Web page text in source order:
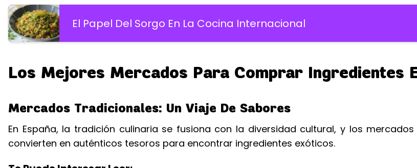
El Papel Del Sorgo En La Cocina Internacional
Los Mejores Mercados Para Comprar Ingredientes
Mercados Tradicionales: Un Viaje De Sabores
En España, la tradición culinaria se fusiona con la diversidad cultural, y los
convierten en auténticos tesoros para encontrar ingredientes exóticos.